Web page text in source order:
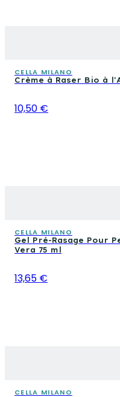
CELLA MILANO
Crème à Raser Bio à
10,50 €
CELLA MILANO
Gel Pré-Rasage Pour
Vera 75 ml
13,65 €
CELLA MILANO